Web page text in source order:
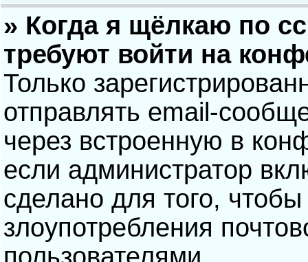
» Когда я щёлкаю по
требуют войти на
Только
отправлять email-
через встроенную в
если администратор
сделано для того, чтобы
злоупотребления